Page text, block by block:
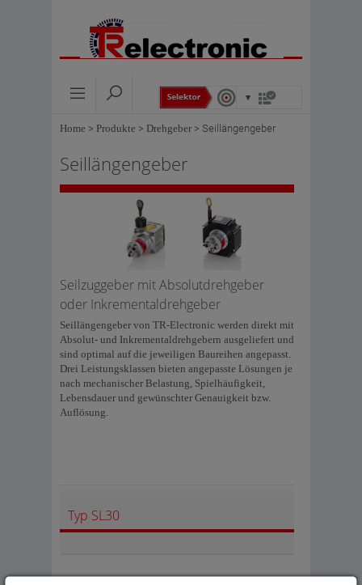
Home > Produkte > Drehgeber > Seillängengeber
Seillängengeber
Seilzuggeber mit Absolutdrehgeber
oder Inkrementaldrehgeber
Seillängengeber von TR-Electronic werden direkt mit
Absolut- und Inkrementaldrehgebern ausgeliefert und
sind optimal auf die jeweiligen Baureihen angepasst.
Drei Leistungsklassen bieten angepasste Lösungen je
nach mechanischer Belastung, Spielhäufigkeit,
Lebensdauer und gewünschter Genauigkeit bzw.
Auflösung.
Typ SL30